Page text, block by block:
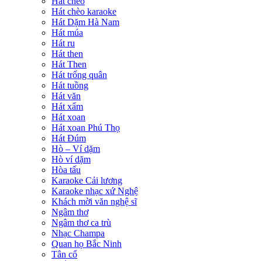
Hát chèo karaoke
Hát Dặm Hà Nam
Hát múa
Hát ru
Hát then
Hát Then
Hát trống quân
Hát tuồng
Hát văn
Hát xẩm
Hát xoan
Hát xoan Phú Thọ
Hát Đúm
Hò – Ví dặm
Hò ví dặm
Hòa tấu
Karaoke Cải lương
Karaoke nhạc xứ Nghệ
Khách mời văn nghệ sĩ
Ngâm thơ
Ngâm thơ ca trù
Nhạc Champa
Quan họ Bắc Ninh
Tân cổ